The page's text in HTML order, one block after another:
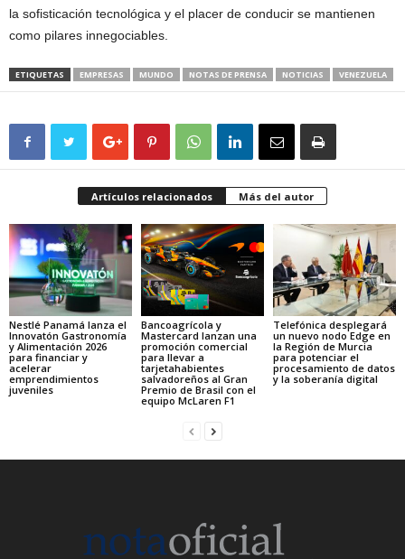
la sofisticación tecnológica y el placer de conducir se mantienen
como pilares innegociables.
ETIQUETAS EMPRESAS MUNDO NOTAS DE PRENSA NOTICIAS VENEZUELA
Artículos relacionados Más del autor
Nestlé Panamá lanza el
Innovatón Gastronomía
y Alimentación 2026
para financiar y
acelerar
emprendimientos
juveniles
Bancoagrícola y
Mastercard lanzan una
promoción comercial
para llevar a
tarjetahabientes
salvadoreños al Gran
Premio de Brasil con el
equipo McLaren F1
Telefónica desplegará
un nuevo nodo Edge en
la Región de Murcia
para potenciar el
procesamiento de datos
y la soberanía digital